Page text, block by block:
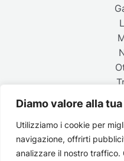
Diamo valore alla
Utilizziamo i cookie per
navigazione, offrirti
analizzare il nostro traffico.
Copyright © 2026